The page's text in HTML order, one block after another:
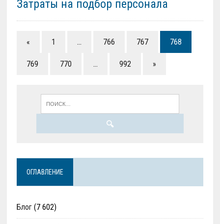
Затраты на подбор персонала
« 1 … 766 767 768
769 770 … 992 »
ОГЛАВЛЕНИЕ
Блог(7 602)